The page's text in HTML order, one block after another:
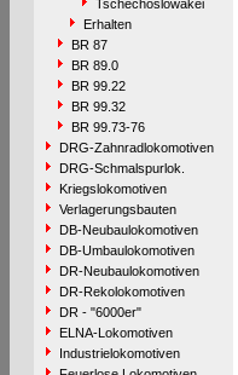
Tschechoslowakei
Erhalten
BR 87
BR 89.0
BR 99.22
BR 99.32
BR 99.73-76
DRG-Zahnradlokomotiven
DRG-Schmalspurlok.
Kriegslokomotiven
Verlagerungsbauten
DB-Neubaulokomotiven
DB-Umbaulokomotiven
DR-Neubaulokomotiven
DR-Rekolokomotiven
DR - "6000er"
ELNA-Lokomotiven
Industrielokomotiven